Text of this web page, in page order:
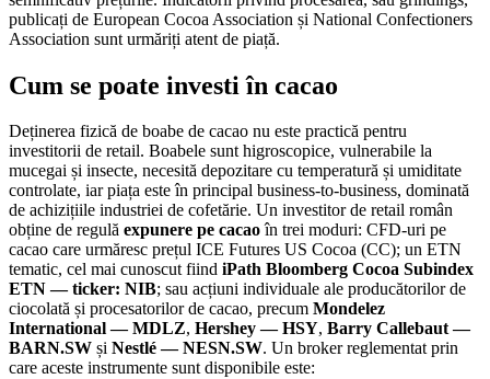
publicați de European Cocoa Association și National Confectioners
Association sunt urmăriți atent de piață.
Cum se poate investi în cacao
Deținerea fizică de boabe de cacao nu este practică pentru
investitorii de retail. Boabele sunt higroscopice, vulnerabile la
mucegai și insecte, necesită depozitare cu temperatură și umiditate
controlate, iar piața este în principal business-to-business, dominată
de achizițiile industriei de cofetărie. Un investitor de retail român
obține de regulă expunere pe cacaoîn trei moduri: CFD-uri pe
cacao care urmăresc prețul ICE Futures US Cocoa (CC); un ETN
tematic, cel mai cunoscut fiind iPath Bloomberg Cocoa Subindex
ETN — ticker: NIB; sau acțiuni individuale ale producătorilor de
ciocolată și procesatorilor de cacao, precum Mondelez
International — MDLZ, Hershey — HSY, Barry Callebaut —
BARN.SW și Nestlé — NESN.SW. Un broker reglementat prin
care aceste instrumente sunt disponibile este: